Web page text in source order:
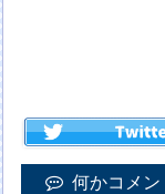
何かコメ